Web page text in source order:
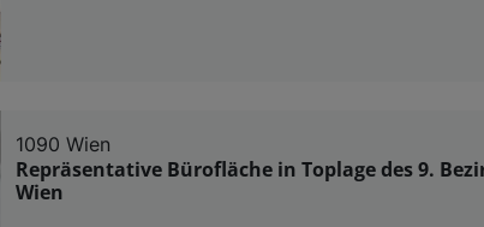
1090 Wien
Repräsentative Bürofläche in Toplage des 9.
Wien